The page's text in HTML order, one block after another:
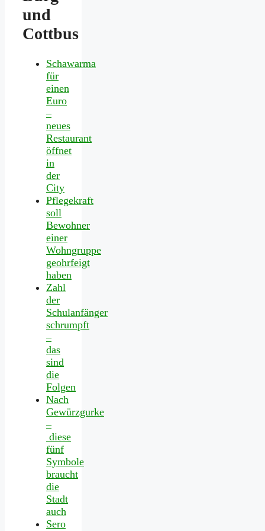
und
Cottbus
Schawarma
für
einen
Euro
–
neues
Restaurant
öffnet
in
der
City
Pflegekraft
soll
Bewohner
einer
Wohngruppe
geohrfeigt
haben
Zahl
der
Schulanfänger
schrumpft
–
das
sind
die
Folgen
Nach
Gewürzgurke
–
diese
fünf
Symbole
braucht
die
Stadt
auch
Sero